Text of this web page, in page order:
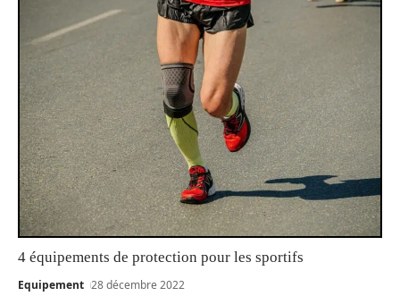
4 équipements de protection pour les sportifs
Equipement 28 décembre 2022